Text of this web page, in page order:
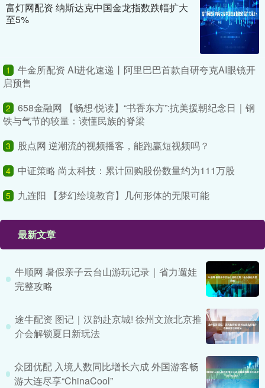
富灯网配资 纳斯达克中国金龙指数跌幅扩大
至5%
1
牛金所配资 AI进化速递丨阿里巴巴首款自研夸克AI眼镜开
启预售
2
658金融网 【畅想·悦读】“书香东方”:抗美援朝纪念日｜钢
铁与气节的较量：读懂民族的脊梁
3 股点网 逆潮流的视频播客，能跑赢短视频吗？
4 中证策略 尚太科技：累计回购股份数量约为111万股
5 九连阳 【梦幻绘境教育】几何形体的无限可能
最新文章
牛顺网 暑假亲子云台山游玩记录｜省力遛娃
完整攻略
途牛配资 图记｜汉韵赴京城! 徐州文旅北京推
介会解锁夏日新玩法
众团优配 入境人数同比增长六成 外国游客畅
游大连尽享“ChinaCool”